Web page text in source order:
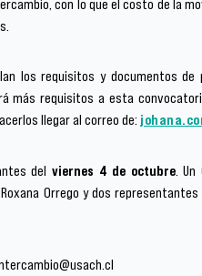
con lo que el costo de la
los requisitos y documentos de
más requisitos a esta
llegar al correo de:
del viernes 4 de octubre. Un
Roxana Orrego y dos